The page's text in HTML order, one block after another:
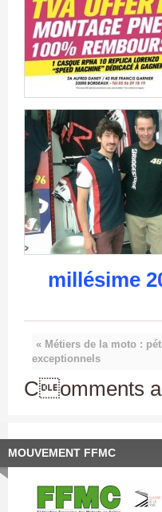
millésime
« Métiers de la moto :
exceptionnels
Comments
MOUVEMENT FFMC